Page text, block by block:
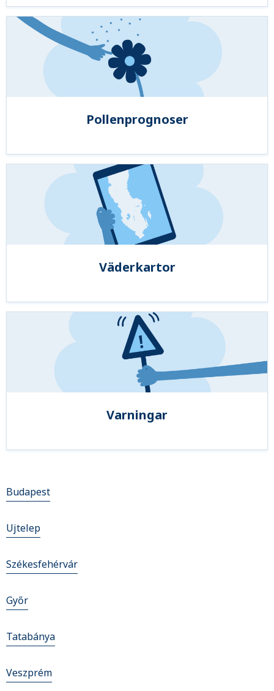
Pollenprognoser
Väderkartor
Varningar
Budapest
Ujtelep
Székesfehérvár
Győr
Tatabánya
Veszprém